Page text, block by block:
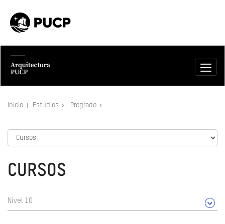
Inicio Estudios Pregrado
CURSOS
Nivel 10